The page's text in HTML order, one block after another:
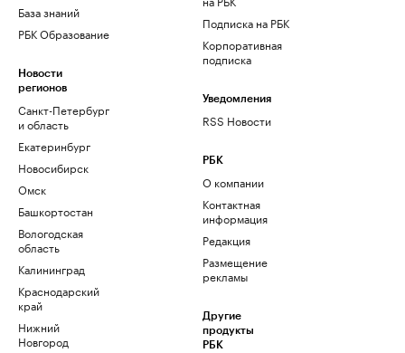
База знаний
РБК Образование
Новости
регионов
Санкт-Петербург
и область
Екатеринбург
Новосибирск
Омск
Башкортостан
Вологодская
область
Калининград
Краснодарский
край
Нижний
Новгород
Подписка на РБК
Корпоративная
подписка
Уведомления
RSS Новости
РБК
О компании
Контактная
информация
Редакция
Размещение
рекламы
Другие
продукты
РБК